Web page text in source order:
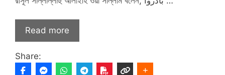
Read more
Share: